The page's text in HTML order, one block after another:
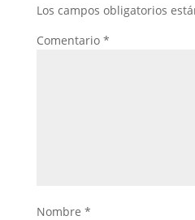
Los campos obligatorios
Comentario *
Nombre *